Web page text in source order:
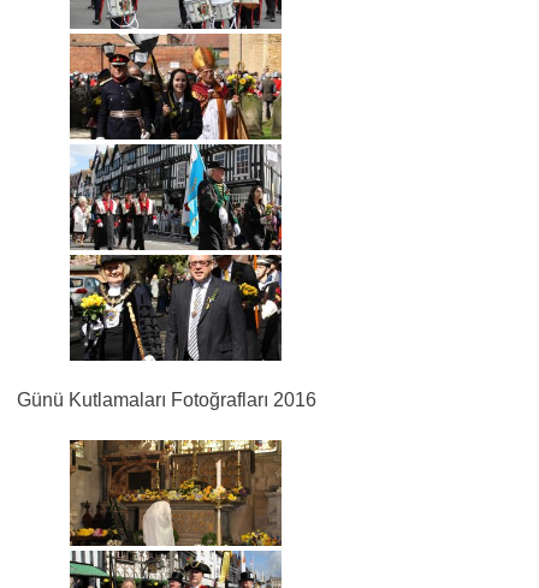
Günü Kutlamaları Fotoğrafları 2016